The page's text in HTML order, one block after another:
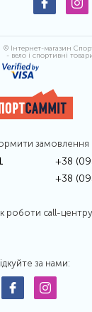
© Інтернет-магазин
- вело і спортивні
замовлення
+38
+38
роботи call-
за нами: